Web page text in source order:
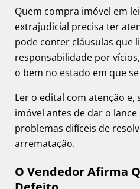
Quem compra imóvel em
extrajudicial precisa ter
pode conter cláusulas que
responsabilidade por
o bem no estado em que
Ler o edital com atenção e,
imóvel antes de dar o
problemas difíceis de
arrematação.
O Vendedor Afirma